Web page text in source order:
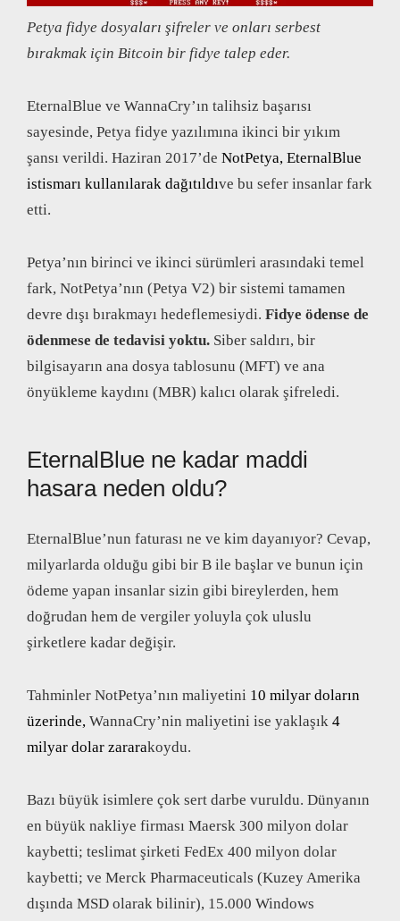
Petya fidye dosyaları şifreler ve onları serbest
bırakmak için Bitcoin bir fidye talep eder.
EternalBlue ve WannaCry’ın talihsiz başarısı
sayesinde, Petya fidye yazılımına ikinci bir yıkım
şansı verildi. Haziran 2017’de NotPetya, EternalBlue
istismarı kullanılarak dağıtıldıve bu sefer insanlar fark
etti.
Petya’nın birinci ve ikinci sürümleri arasındaki temel
fark, NotPetya’nın (Petya V2) bir sistemi tamamen
devre dışı bırakmayı hedeflemesiydi. Fidye ödense de
ödenmese de tedavisi yoktu. Siber saldırı, bir
bilgisayarın ana dosya tablosunu (MFT) ve ana
önyükleme kaydını (MBR) kalıcı olarak şifreledi.
EternalBlue ne kadar maddi
hasara neden oldu?
EternalBlue’nun faturası ne ve kim dayanıyor? Cevap,
milyarlarda olduğu gibi bir B ile başlar ve bunun için
ödeme yapan insanlar sizin gibi bireylerden, hem
doğrudan hem de vergiler yoluyla çok uluslu
şirketlere kadar değişir.
Tahminler NotPetya’nın maliyetini 10 milyar doların
üzerinde, WannaCry’nin maliyetini ise yaklaşık 4
milyar dolar zararakoydu.
Bazı büyük isimlere çok sert darbe vuruldu. Dünyanın
en büyük nakliye firması Maersk 300 milyon dolar
kaybetti; teslimat şirketi FedEx 400 milyon dolar
kaybetti; ve Merck Pharmaceuticals (Kuzey Amerika
dışında MSD olarak bilinir), 15.000 Windows